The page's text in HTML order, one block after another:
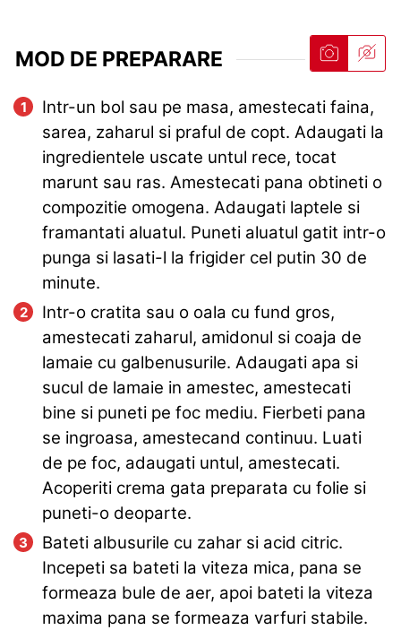
MOD DE PREPARARE
Intr-un bol sau pe masa, amestecati faina,
sarea, zaharul si praful de copt. Adaugati la
ingredientele uscate untul rece, tocat
marunt sau ras. Amestecati pana obtineti o
compozitie omogena. Adaugati laptele si
framantati aluatul. Puneti aluatul gatit intr-o
punga si lasati-l la frigider cel putin 30 de
minute.
Intr-o cratita sau o oala cu fund gros,
amestecati zaharul, amidonul si coaja de
lamaie cu galbenusurile. Adaugati apa si
sucul de lamaie in amestec, amestecati
bine si puneti pe foc mediu. Fierbeti pana
se ingroasa, amestecand continuu. Luati
de pe foc, adaugati untul, amestecati.
Acoperiti crema gata preparata cu folie si
puneti-o deoparte.
Bateti albusurile cu zahar si acid citric.
Incepeti sa bateti la viteza mica, pana se
formeaza bule de aer, apoi bateti la viteza
maxima pana se formeaza varfuri stabile.